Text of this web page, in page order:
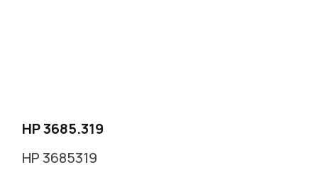
HP 3685.319
HP 3685319